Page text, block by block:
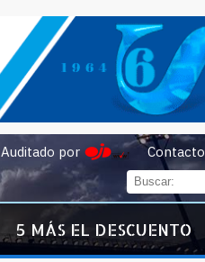
Auditado por Contacto
5 MÁS EL DESCUENTO